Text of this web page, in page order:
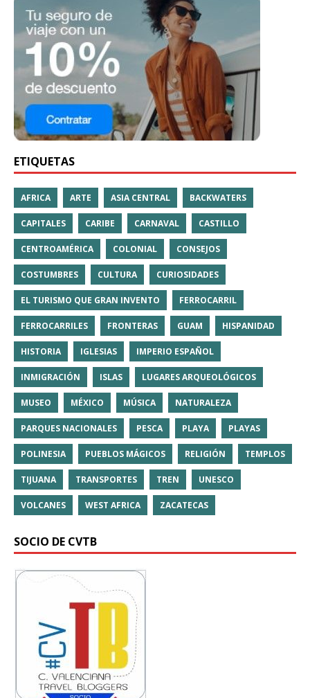
ETIQUETAS
AFRICA ARTE ASIA CENTRAL BACKWATERS
CAPITALES CARIBE CARNAVAL CASTILLO
CENTROAMÉRICA COLONIAL CONSEJOS
COSTUMBRES CULTURA CURIOSIDADES
EL TURISMO QUE GRAN INVENTO FERROCARRIL
FERROCARRILES FRONTERAS GUAM HISPANIDAD
HISTORIA IGLESIAS IMPERIO ESPAÑOL
INMIGRACIÓN ISLAS LUGARES ARQUEOLÓGICOS
MUSEO MÉXICO MÚSICA NATURALEZA
PARQUES NACIONALES PESCA PLAYA PLAYAS
POLINESIA PUEBLOS MÁGICOS RELIGIÓN TEMPLOS
TIJUANA TRANSPORTES TREN UNESCO
VOLCANES WEST AFRICA ZACATECAS
SOCIO DE CVTB